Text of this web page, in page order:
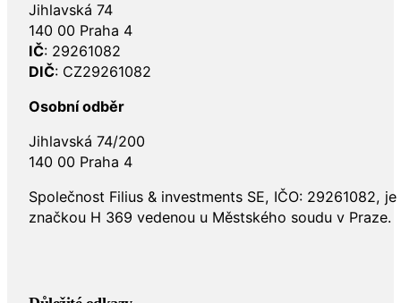
Filius & Investments SE
Jihlavská 74
140 00 Praha 4
IČ: 29261082
Jihlavská 74/200
Společnost Filius & investments SE, IČO: 29261082,